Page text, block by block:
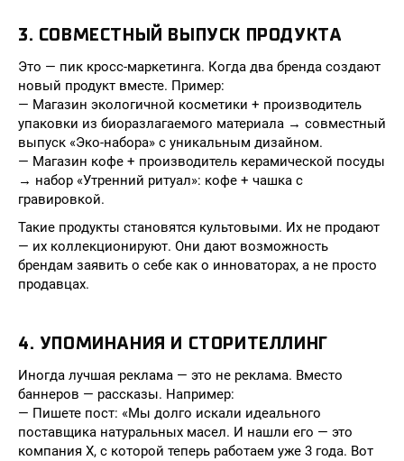
3. СОВМЕСТНЫЙ ВЫПУСК ПРОДУКТА
Это — пик кросс-маркетинга. Когда два бренда создают
новый продукт вместе. Пример:
— Магазин экологичной косметики + производитель
упаковки из биоразлагаемого материала → совместный
выпуск «Эко-набора» с уникальным дизайном.
— Магазин кофе + производитель керамической посуды
→ набор «Утренний ритуал»: кофе + чашка с
гравировкой.
Такие продукты становятся культовыми. Их не продают
— их коллекционируют. Они дают возможность
брендам заявить о себе как о инноваторах, а не просто
продавцах.
4. УПОМИНАНИЯ И СТОРИТЕЛЛИНГ
Иногда лучшая реклама — это не реклама. Вместо
баннеров — рассказы. Например:
— Пишете пост: «Мы долго искали идеального
поставщика натуральных масел. И нашли его — это
компания X, с которой теперь работаем уже 3 года. Вот